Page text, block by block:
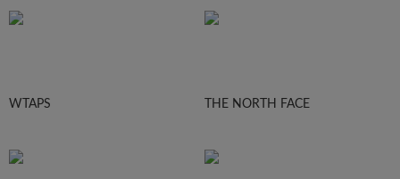
WTAPS THE NORTH FACE